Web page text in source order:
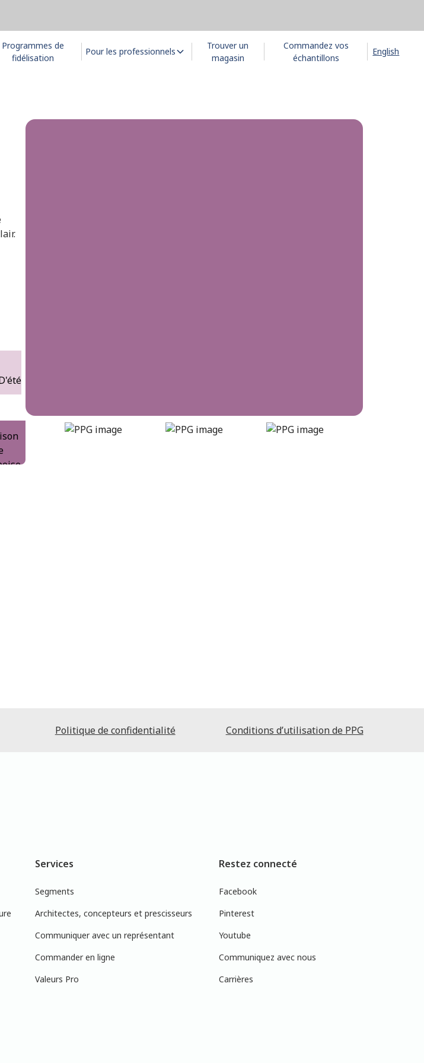
Programmes de
fidélisation
Pour les professionnels
Trouver un
magasin
Commandez vos
échantillons
English
flowering-raspberry
Politique de confidentialité Conditions d’utilisation de PPG
Services
Segments
Architectes, concepteurs et prescisseurs
Communiquer avec un représentant
Commander en ligne
Valeurs Pro
Restez connecté
Facebook
Pinterest
Youtube
Communiquez avec nous
Carrières